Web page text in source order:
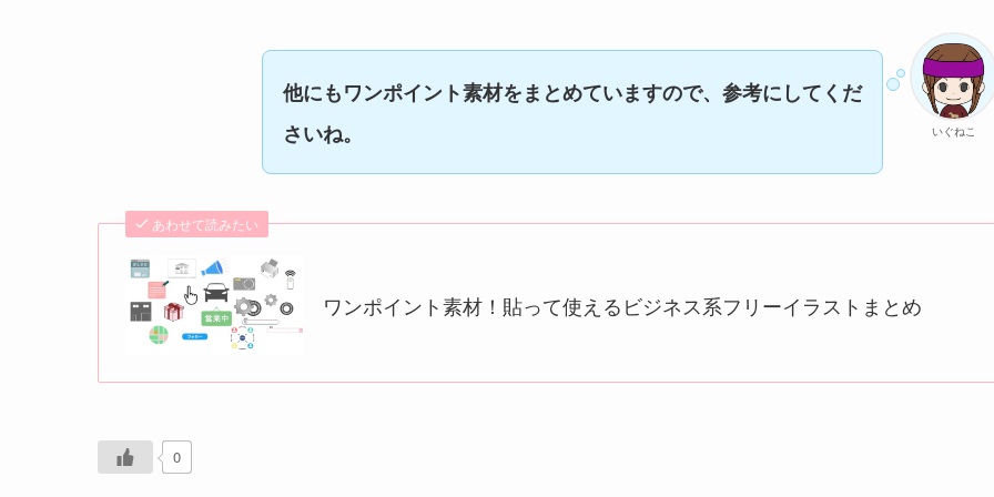
いぐねこ
他にもワンポイント素材をまとめていますので、参考にしてくだ
さいね。
あわせて読みたい
ワンポイント素材！貼って使えるビジネス系フリーイラストまとめ
0